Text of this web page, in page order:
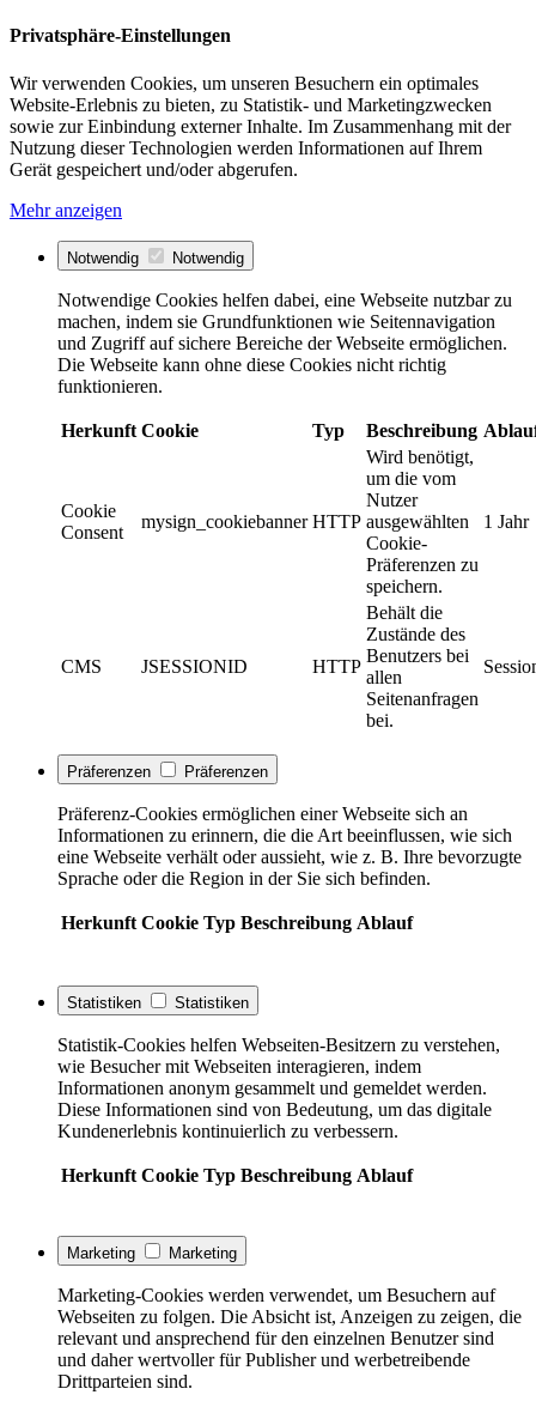
Privatsphäre-Einstellungen
Wir verwenden Cookies, um unseren Besuchern ein optimales
Website-Erlebnis zu bieten, zu Statistik- und Marketingzwecken
sowie zur Einbindung externer Inhalte. Im Zusammenhang mit der
Nutzung dieser Technologien werden Informationen auf Ihrem
Gerät gespeichert und/oder abgerufen.
Mehr anzeigen
Notwendig Notwendig
Notwendige Cookies helfen dabei, eine Webseite nutzbar zu
machen, indem sie Grundfunktionen wie Seitennavigation
und Zugriff auf sichere Bereiche der Webseite ermöglichen.
Die Webseite kann ohne diese Cookies nicht richtig
funktionieren.
Herkunft Cookie Typ Beschreibung
Cookie
Consent
mysign_cookiebanner HTTP
Wird benötigt,
um die vom
Nutzer
ausgewählten
Cookie-
Präferenzen zu
speichern.
1 Jahr
CMS JSESSIONID HTTP
Behält die
Zustände des
Benutzers bei
allen
Seitenanfragen
bei.
Präferenzen Präferenzen
Präferenz-Cookies ermöglichen einer Webseite sich an
Informationen zu erinnern, die die Art beeinflussen, wie sich
eine Webseite verhält oder aussieht, wie z. B. Ihre bevorzugte
Sprache oder die Region in der Sie sich befinden.
Herkunft Cookie Typ Beschreibung Ablauf
Statistiken Statistiken
Statistik-Cookies helfen Webseiten-Besitzern zu verstehen,
wie Besucher mit Webseiten interagieren, indem
Informationen anonym gesammelt und gemeldet werden.
Diese Informationen sind von Bedeutung, um das digitale
Kundenerlebnis kontinuierlich zu verbessern.
Herkunft Cookie Typ Beschreibung Ablauf
Marketing Marketing
Marketing-Cookies werden verwendet, um Besuchern auf
Webseiten zu folgen. Die Absicht ist, Anzeigen zu zeigen, die
relevant und ansprechend für den einzelnen Benutzer sind
und daher wertvoller für Publisher und werbetreibende
Drittparteien sind.